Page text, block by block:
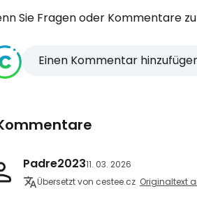
Sie Fragen oder Kommentare
Einen Kommentar
Padre202311. 03. 2026
Übersetzt von cestee.cz Originaltext